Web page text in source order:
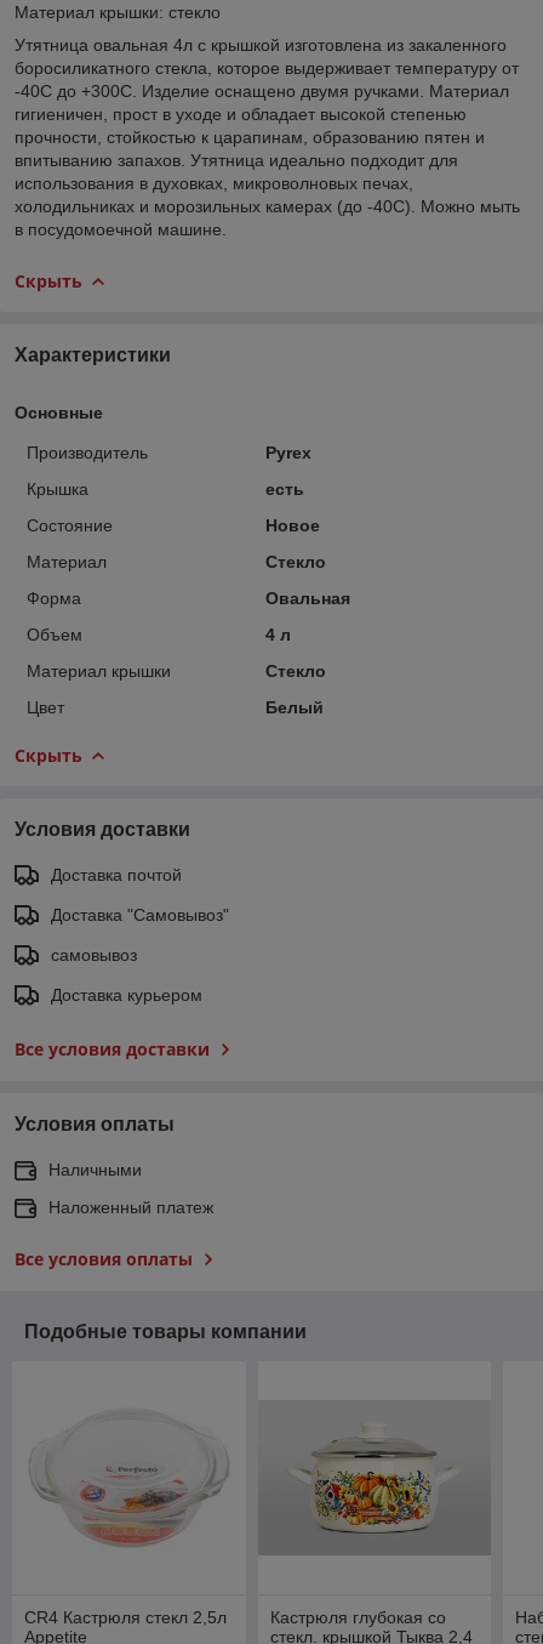
Материал крышки: стекло
Утятница овальная 4л с крышкой изготовлена из закаленного
боросиликатного стекла, которое выдерживает температуру от
-40С до +300С. Изделие оснащено двумя ручками. Материал
гигиеничен, прост в уходе и обладает высокой степенью
прочности, стойкостью к царапинам, образованию пятен и
впитыванию запахов. Утятница идеально подходит для
использования в духовках, микроволновых печах,
холодильниках и морозильных камерах (до -40С). Можно мыть
в посудомоечной машине.
Скрыть
Характеристики
Основные
Производитель
Pyrex
Крышка
есть
Состояние
Новое
Материал
Стекло
Форма
Овальная
Объем
4 л
Материал крышки
Стекло
Цвет
Белый
Скрыть
Условия доставки
Доставка почтой
Доставка "Самовывоз"
самовывоз
Доставка курьером
Все условия доставки
Условия оплаты
Наличными
Наложенный платеж
Все условия оплаты
Подобные товары компании
CR4 Кастрюля стекл 2,5л
Appetite
Кастрюля глубокая со
стекл. крышкой Тыква 2,4